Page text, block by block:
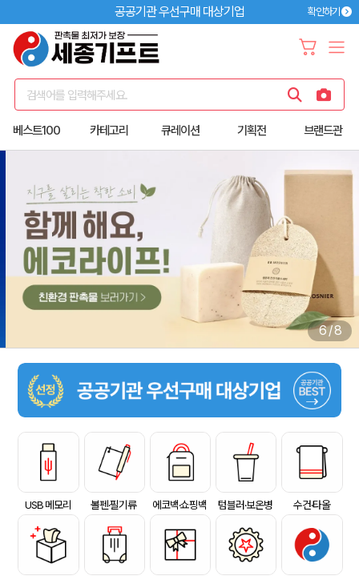
공공기관 우선구매 대상기업 확인하기
검색어를 입력해주세요.
베스트100 카테고리 큐레이션 기획전 브랜드관
6/8
USB 메모리 볼펜·필기류 에코백·쇼핑백 텀블러·보온병 수건·타올